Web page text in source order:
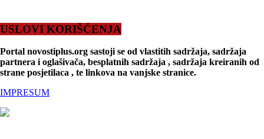
USLOVI KORIŠĆENJA
Portal novostiplus.org sastoji se od vlastitih sadržaja, sadržaja
partnera i oglašivača, besplatnih sadržaja , sadržaja kreiranih od
strane posjetilaca , te linkova na vanjske stranice.
IMPRESUM